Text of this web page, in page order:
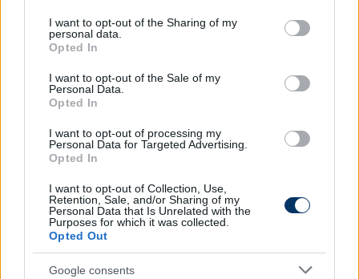
not limited to your visit or usage behaviour. You may click to
grant or deny consent to Google and its third-party tags to
use your data for below specified purposes in below Google
consent section.
I want to opt-out of the Sharing of my
personal data.
Opted In
I want to opt-out of the Sale of my
Personal Data.
Opted In
I want to opt-out of processing my
Personal Data for Targeted Advertising.
Opted In
I want to opt-out of Collection, Use,
Retention, Sale, and/or Sharing of my
Personal Data that Is Unrelated with the
Purposes for which it was collected.
Opted Out
Google consents
dolgozni. Nagyon várom már a közös
munkát. Természetesen továbbra is én irányítom
Pál gyerekkorától a Vasas játékosa volt, labdarúgó-
befejeznie. Így is szerzett három bajnoki bronzérmet
az angyalföldiekkel, az NB I-ben 121 mérkőzésen 29
piros-kékek pályaedzője, de a második csapat,
valamint a futsalcsapat vezetőedzője is. A
szakember az elmúlt években a Vasas Kubala
Akadémián dolgozott utánpótlás-edzőként, ahol
továbbra is ő irányítja az U15-ös csapatot.